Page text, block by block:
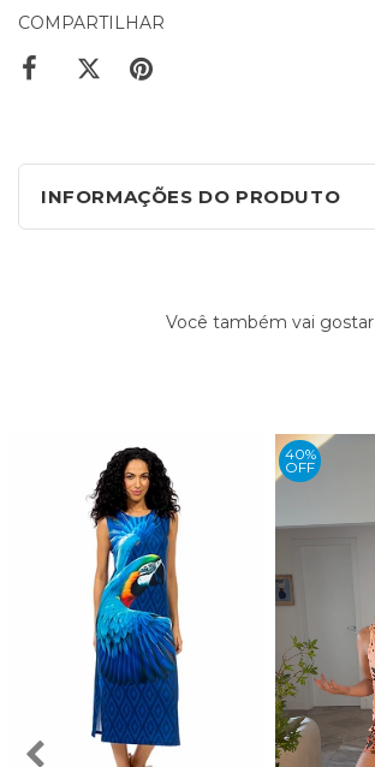
COMPARTILHAR
INFORMAÇÕES DO PRODUTO
Você também vai gostar
40%
OFF